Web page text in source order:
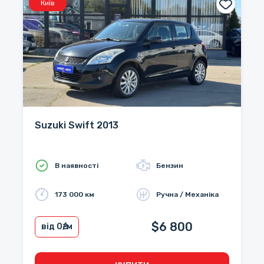
Київ
Suzuki Swift 2013
В наявності Бензин
173 000 км Ручна / Механіка
від 0₴/м $6 800